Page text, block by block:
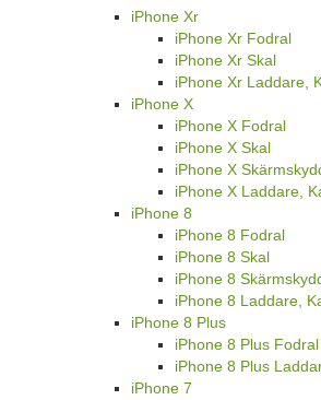
iPhone Xr
iPhone Xr Fodral
iPhone Xr Skal
iPhone Xr Laddare,
iPhone X
iPhone X Fodral
iPhone X Skal
iPhone X
iPhone X Laddare,
iPhone 8
iPhone 8 Fodral
iPhone 8 Skal
iPhone 8
iPhone 8 Laddare,
iPhone 8 Plus
iPhone 8 Plus Fodral
iPhone 8 Plus
iPhone 7